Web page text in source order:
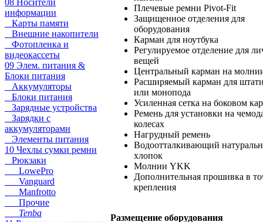
08 Носители
информации
Карты памяти
Внешние накопители
Фотопленка и
видеокассеты
09 Элем. питания &
Блоки питания
Аккумуляторы
Блоки питания
Зарядные устройства
Зарядки с
аккумуляторами
Элементы питания
10 Чехлы сумки ремни
Рюкзаки
LowePro
Vanguard
Manfrotto
Прочие
Tenba
Плечевые ремни Pivot-Fit
Защищенное отделения для
оборудования
Карман для ноутбука
Регулируемое отделение для
вещей
Центральный карман на
Расширяемый карман для
или монопода
Усиленная сетка на боковом
Ремень для установки на
колесах
Нагрудный ремень
Водоотталкивающий
хлопок
Молнии YKK
Дополнительная прошивка в
крепления
Размещение оборудования